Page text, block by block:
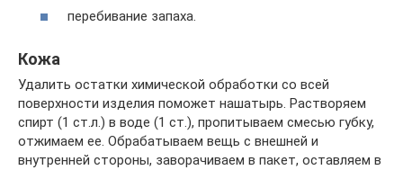
перебивание запаха.
Кожа
Удалить остатки химической обработки со всей
поверхности изделия поможет нашатырь. Растворяем
спирт (1 ст.л.) в воде (1 ст.), пропитываем смесью губку,
отжимаем ее. Обрабатываем вещь с внешней и
внутренней стороны, заворачиваем в пакет, оставляем в